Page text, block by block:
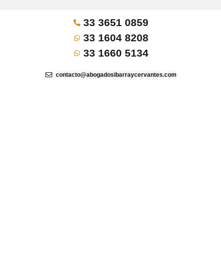
33 3651 0859
33 1604 8208
33 1660 5134
contacto@abogadosibarraycervantes.com